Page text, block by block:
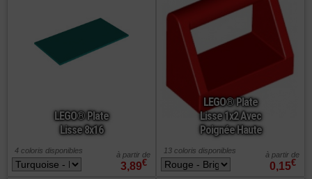
LEGO® Plate
Lisse 8x16
3,89€
à partir de
4 coloris disponibles
LEGO® Plate
Lisse 1x2 Avec
Poignée Haute
0,15€
à partir de
13 coloris disponibles